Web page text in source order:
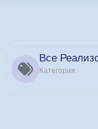
Все
Категория